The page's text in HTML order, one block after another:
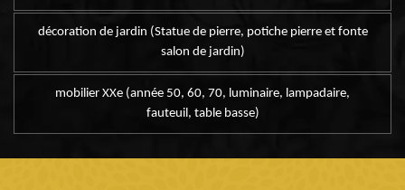
décoration de jardin (Statue de pierre, potiche pierre et fonte
salon de jardin)
mobilier XXe (année 50, 60, 70, luminaire, lampadaire,
fauteuil, table basse)